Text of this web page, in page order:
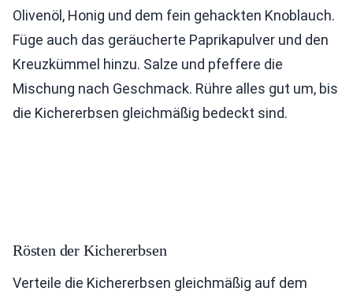
Olivenöl, Honig und dem fein gehackten Knoblauch.
Füge auch das geräucherte Paprikapulver und den
Kreuzkümmel hinzu. Salze und pfeffere die
Mischung nach Geschmack. Rühre alles gut um, bis
die Kichererbsen gleichmäßig bedeckt sind.
Rösten der Kichererbsen
Verteile die Kichererbsen gleichmäßig auf dem